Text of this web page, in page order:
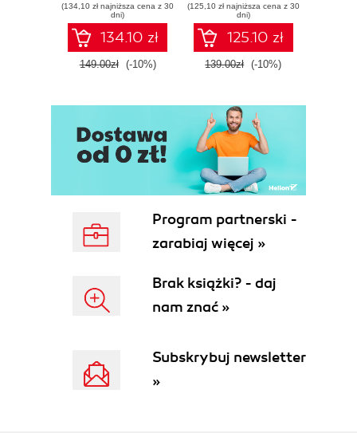
threat response -
Fourth Edition
(134,10 zł najniższa cena z 30
dni)
134.10 zł
149.00zł (-10%)
Tools, and
Microsoft Fabric -
Fourth Edition
(125,10 zł najniższa cena z 30
dni)
125.10 zł
139.00zł (-10%)
Program partnerski -
zarabiaj więcej »
Brak książki? - daj
nam znać »
Subskrybuj newsletter
»